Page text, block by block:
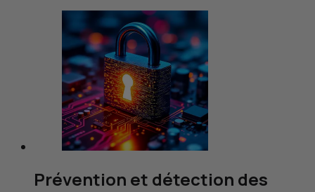
Prévention et détection des